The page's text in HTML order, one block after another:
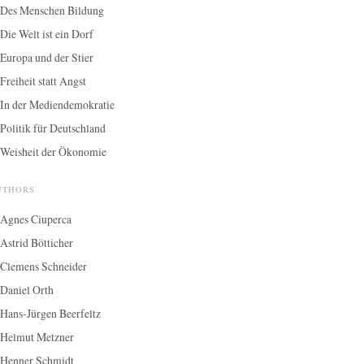
Des Menschen Bildung
Die Welt ist ein Dorf
Europa und der Stier
Freiheit statt Angst
In der Mediendemokratie
Politik für Deutschland
Weisheit der Ökonomie
Agnes Ciuperca
Astrid Bötticher
Clemens Schneider
Daniel Orth
Hans-Jürgen Beerfeltz
Helmut Metzner
Henner Schmidt